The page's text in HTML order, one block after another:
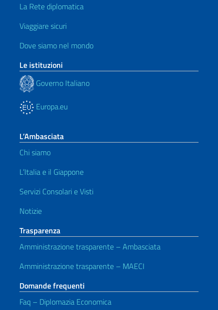
La Rete diplomatica
Viaggiare sicuri
Dove siamo nel mondo
Le istituzioni
Governo Italiano
Europa.eu
L’Ambasciata
Chi siamo
L’Italia e il Giappone
Servizi Consolari e Visti
Notizie
Trasparenza
Amministrazione trasparente – Ambasciata
Amministrazione trasparente – MAECI
Domande frequenti
Faq – Diplomazia Economica